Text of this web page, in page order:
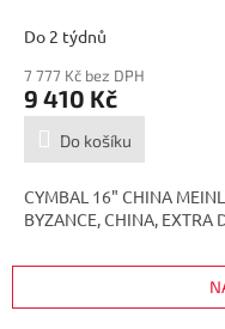
Do 2 týdnů
7 777 Kč bez DPH
9 410 Kč
Do košíku
CYMBAL 16" CHINA
BYZANCE, CHINA, EXTRA